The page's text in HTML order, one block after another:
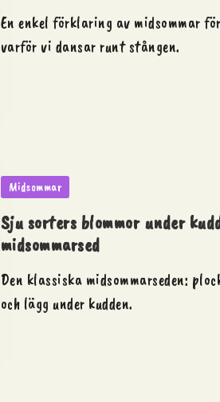
En enkel förklaring av midsommar
varför vi dansar runt stången.
Posted
in
Midsommar
Sju sorters blommor under
midsommarsed
Den klassiska midsommarseden:
och lägg under kudden.